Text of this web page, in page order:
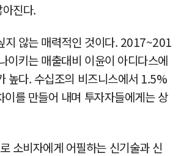
진다.
지 않는 매력적인 것이다. 2017~201
이키는 매출대비 이윤이 아디다스에
높다. 수십조의 비즈니스에서 1.5%
이를 만들어 내며 투자자들에게는 상
소비자에게 어필하는 신기술과 신